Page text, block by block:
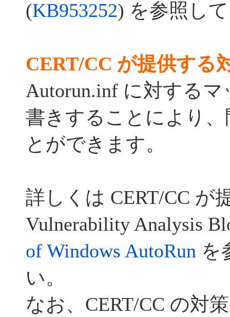
(KB953252) を参照し
CERT/CC が提供する
Autorun.inf に対する
書きすることにより
とができます。
詳しくは CERT/CC が
Vulnerability Analysis
of Windows AutoRunを
い。
なお、CERT/CC の対